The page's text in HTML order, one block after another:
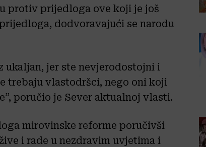
protiv prijedloga ove koji je još
dodvoravajući se narodu
ukaljan, jer ste nevjerodostojni i
trebaju vlastodršci, nego oni koji
poručio je Sever aktualnoj vlasti.
mirovinske reforme poručivši
i rade u nezdravim uvjetima i